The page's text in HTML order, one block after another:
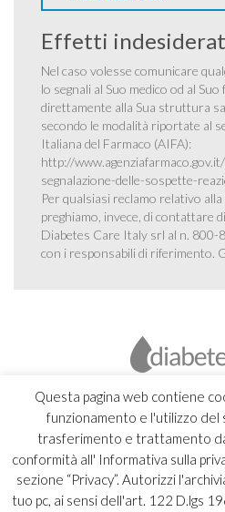
Questa pagina web contiene
funzionamento e l'utilizzo del
trasferimento e trattamento
conformità all' Informativa sulla
sezione “Privacy”. Autorizzi
tuo pc, ai sensi dell'art. 122 D.lgs
Effetti
Nel caso volesse comunicare
lo segnali al Suo medico od al
direttamente alla Sua struttura
secondo le modalità riportate al
Italiana del Farmaco (AIFA):
http://
segnalazione-delle-sospette-
Per qualsiasi reclamo relativo
preghiamo, invece, di contattare
Diabetes Care Italy srl al n. 800-
con i responsabili di riferimento.